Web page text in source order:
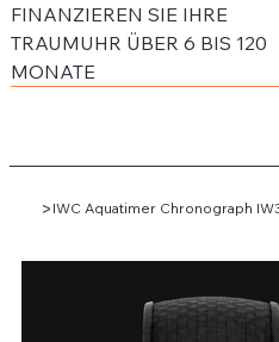
FINANZIEREN SIE IHRE
TRAUMUHR ÜBER 6 BIS 120
MONATE
> IWC Aquatimer Chronograph